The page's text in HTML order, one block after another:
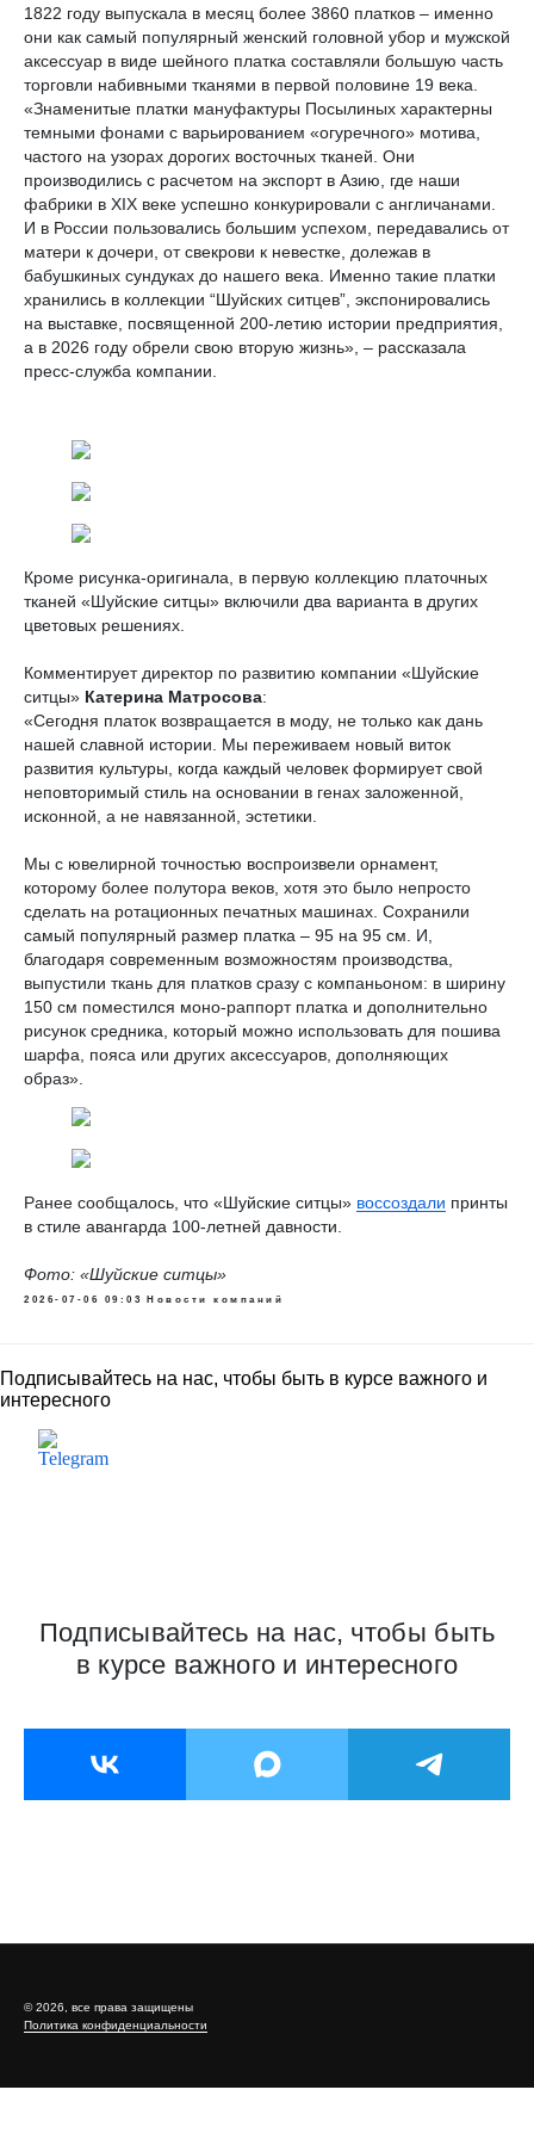
1822 году выпускала в месяц более 3860 платков – именно
они как самый популярный женский головной убор и мужской
аксессуар в виде шейного платка составляли большую часть
торговли набивными тканями в первой половине 19 века.
«Знаменитые платки мануфактуры Посылиных характерны
темными фонами с варьированием «огуречного» мотива,
частого на узорах дорогих восточных тканей. Они
производились с расчетом на экспорт в Азию, где наши
фабрики в XIX веке успешно конкурировали с англичанами.
И в России пользовались большим успехом, передавались от
матери к дочери, от свекрови к невестке, долежав в
бабушкиных сундуках до нашего века. Именно такие платки
хранились в коллекции “Шуйских ситцев”, экспонировались
на выставке, посвященной 200-летию истории предприятия,
а в 2026 году обрели свою вторую жизнь», – рассказала
пресс-служба компании.
Кроме рисунка-оригинала, в первую коллекцию платочных
тканей «Шуйские ситцы» включили два варианта в других
цветовых решениях.
Комментирует директор по развитию компании «Шуйские
ситцы» Катерина Матросова:
«Сегодня платок возвращается в моду, не только как дань
нашей славной истории. Мы переживаем новый виток
развития культуры, когда каждый человек формирует свой
неповторимый стиль на основании в генах заложенной,
исконной, а не навязанной, эстетики.
Мы с ювелирной точностью воспроизвели орнамент,
которому более полутора веков, хотя это было непросто
сделать на ротационных печатных машинах. Сохранили
самый популярный размер платка – 95 на 95 см. И,
благодаря современным возможностям производства,
выпустили ткань для платков сразу с компаньоном: в ширину
150 см поместился моно-раппорт платка и дополнительно
рисунок средника, который можно использовать для пошива
шарфа, пояса или других аксессуаров, дополняющих
образ».
Ранее сообщалось, что «Шуйские ситцы» воссоздали принты
в стиле авангарда 100-летней давности.
Фото: «Шуйские ситцы»
2026-07-06 09:03 Новости компаний
Подписывайтесь на нас, чтобы быть в курсе важного и
интересного
Продажи одежды на Дону
выросли почти на треть, а
С января по май 2026 года жители Ростовской области
приобрели более 7,4 млн единиц одежды. Как сообщает
«Деловая газета.Юг» со ссылкой на пресс-службу
Что покупают дончане в 2026 году
футболки, поло и топы — 539,5 тыс. ед.;